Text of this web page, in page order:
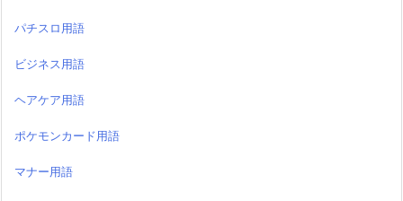
パチスロ用語
ビジネス用語
ヘアケア用語
ポケモンカード用語
マナー用語